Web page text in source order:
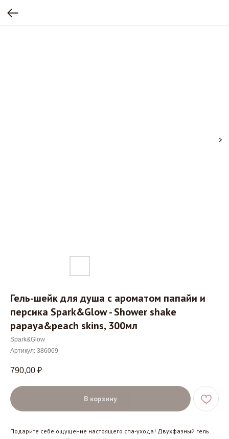
Гель-шейк для душа с ароматом папайи и
персика Spark&Glow - Shower shake
papaya&peach skins, 300мл
Spark&Glow
Артикул: 386069
790,00 ₽
В корзину
Подарите себе ощущение настоящего спа-ухода! Двухфазный гель